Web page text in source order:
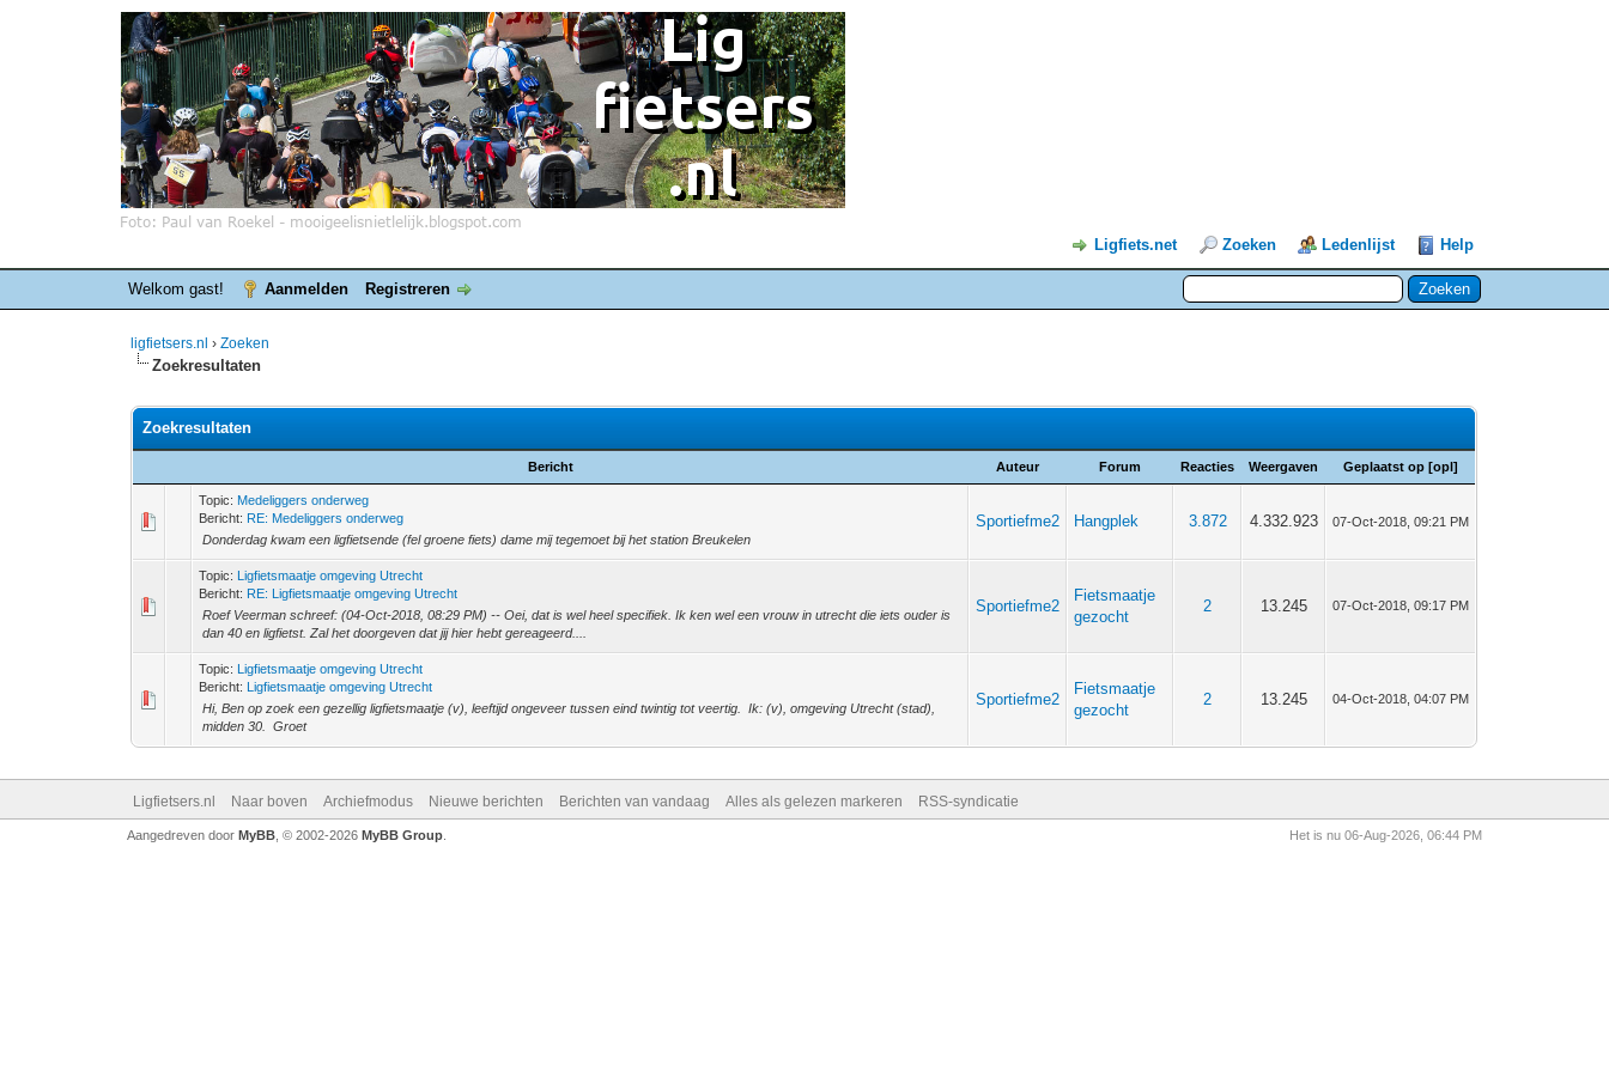
Ligfiets.net Zoeken Ledenlijst Help
Welkom gast! Aanmelden Registreren
ligfietsers.nl ›Zoeken
Zoekresultaten
Zoekresultaten
Bericht Auteur Forum Reacties Weergaven Geplaatst op [opl]
Topic: Medeliggers onderweg
Bericht: RE: Medeliggers onderweg
Donderdag kwam een ligfietsende (fel groene fiets) dame mij tegemoet bij het station Breukelen
Sportiefme2 Hangplek 3.872 4.332.923 07-Oct-2018, 09:21 PM
Topic: Ligfietsmaatje omgeving Utrecht
Bericht: RE: Ligfietsmaatje omgeving Utrecht
Roef Veerman schreef: (04-Oct-2018, 08:29 PM) -- Oei, dat is wel heel specifiek. Ik ken wel een vrouw in utrecht die iets ouder is
dan 40 en ligfietst. Zal het doorgeven dat jij hier hebt gereageerd....
Sportiefme2
Fietsmaatje
gezocht
2 13.245 07-Oct-2018, 09:17 PM
Topic: Ligfietsmaatje omgeving Utrecht
Bericht: Ligfietsmaatje omgeving Utrecht
Hi, Ben op zoek een gezellig ligfietsmaatje (v), leeftijd ongeveer tussen eind twintig tot veertig. Ik: (v), omgeving Utrecht (stad),
midden 30. Groet
Sportiefme2
Fietsmaatje
gezocht
2 13.245 04-Oct-2018, 04:07 PM
Ligfietsers.nl Naar boven Archiefmodus Nieuwe berichten Berichten van vandaag Alles als gelezen markeren RSS-syndicatie
Het is nu 06-Aug-2026, 06:44 PM
Aangedreven door MyBB, © 2002-2026 MyBB Group.